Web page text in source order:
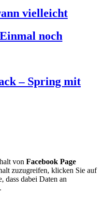
vielleicht
noch
– Spring mit
von Facebook Page
zuzugreifen, klicken Sie auf
dass dabei Daten an